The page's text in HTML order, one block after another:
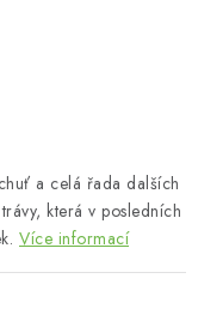
a celá řada dalších
která v posledních
Více informací